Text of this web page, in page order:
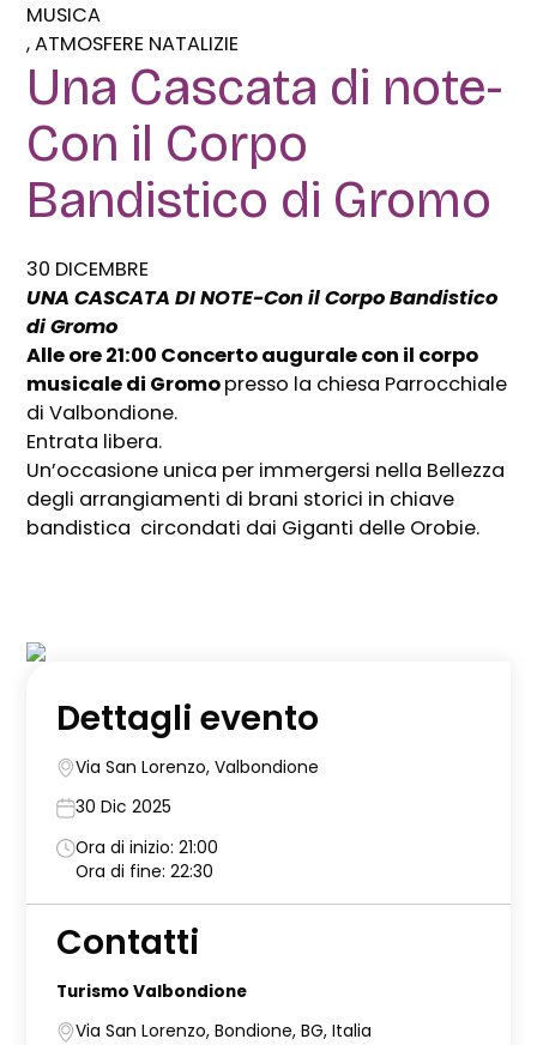
MUSICA
ATMOSFERE NATALIZIE
Una Cascata di note-
Con il Corpo
Bandistico di Gromo
30 DICEMBRE
UNA CASCATA DI NOTE-Con il Corpo Bandistico
di Gromo
Alle ore21:00 Concerto augurale con il corpo
musicale di Gromopresso la chiesa Parrocchiale
di Valbondione.
Entrata libera.
Un’occasione unica per immergersi nella Bellezza
degli arrangiamenti di brani storici in chiave
bandistica circondati dai Giganti delle Orobie.
Dettagli evento
Via San Lorenzo, Valbondione
30 Dic 2025
Ora di inizio: 21:00
Ora di fine: 22:30
Contatti
Turismo Valbondione
Via San Lorenzo, Bondione, BG, Italia